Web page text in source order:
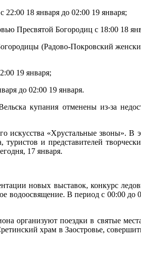
18 января до 02:00 19 января;
Пресвятой Богородиц с 18:00 18
(Радово-Покровский
19 января;
до 02:00 19 января.
купания отменены из-за
искусства «Хрустальные
туристов и представителей
17 января.
новых выставок, конкурс
водоосвящение. В период с 00:00
организуют поездки в святые
храм в Заостровье,